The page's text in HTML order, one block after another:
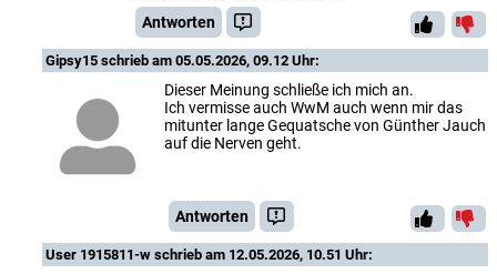
Antworten
Gipsy15 schrieb am 05.05.2026, 09.12 Uhr:
Dieser Meinung schließe ich mich an.
Ich vermisse auch WwM auch wenn mir das
mitunter lange Gequatsche von Günther Jauch
auf die Nerven geht.
Antworten
User 1915811-w schrieb am 12.05.2026, 10.51 Uhr: